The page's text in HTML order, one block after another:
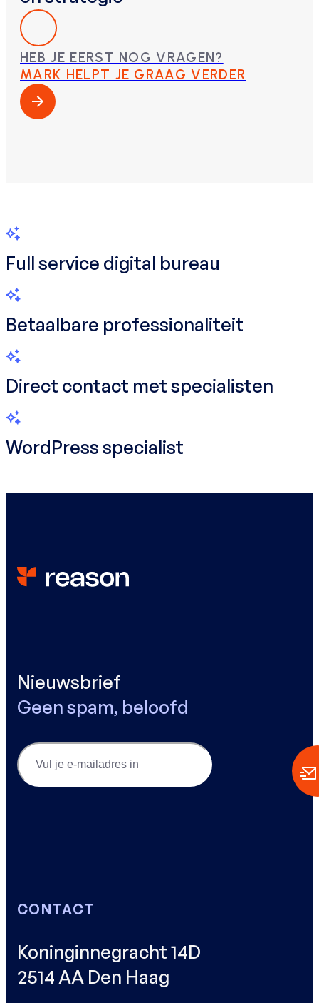
HEB JE EERST NOG VRAGEN?
MARK HELPT JE GRAAG VERDER
Full service digital bureau
Betaalbare professionaliteit
Direct contact met specialisten
WordPress specialist
Nieuwsbrief
Geen spam, beloofd
Email
CONTACT
Koninginnegracht 14D
2514 AA Den Haag